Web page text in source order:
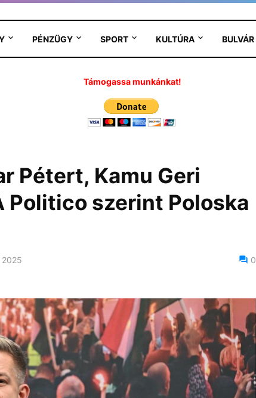
PÉNZÜGY SPORT KULTÚRA BULVÁR
Támogassa munkánkat!
Pétert, Kamu Geri
Politico szerint Poloska
0